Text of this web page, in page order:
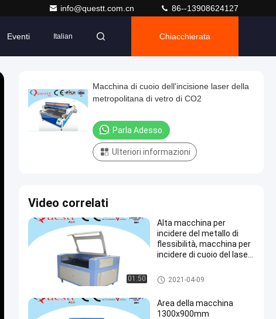
info@questt.com.cn 86--13908624127
Eventi Italian Chiacchierata
Macchina di cuoio dell'incisione laser della
metropolitana di vetro di CO2
Parla Adesso.
Ulteriori informazioni
Video correlati
01:50
Alta macchina per
incidere del metallo di
flessibilità, macchina per
incidere di cuoio del laser
macchina dell'incisione laser
di CO2
2021-04-09
Area della macchina
1300x900mm